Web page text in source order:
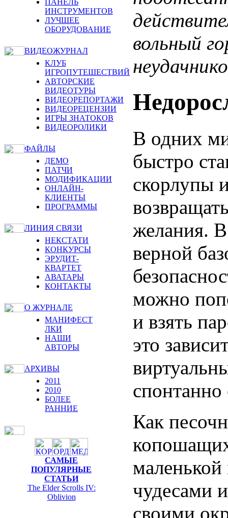
ПАНЕЛЬ
ИНСТРУМЕНТОВ
ЛУЧШЕЕ
ОБОРУДОВАНИЕ
ВИДЕОЖУРНАЛ
КЛУБ
ИГРОПУТЕШЕСТВИЙ
АВТОРСКИЕ
ВИДЕОТУРЫ
ВИДЕОРЕПОРТАЖИ
ВИДЕОРЕЦЕНЗИИ
ИГРЫ ЗНАТОКОВ
ВИДЕОРОЛИКИ
ФАЙЛЫ
ДЕМО
ПАТЧИ
МОДИФИКАЦИИ
ОНЛАЙН-
КЛИЕНТЫ
ПРОГРАММЫ
ЛИНИЯ СВЯЗИ
НЕКСТАТИ
КОНКУРСЫ
ЭРУДИТ-
КВАРТЕТ
АВАТАРЫ
КОНТАКТЫ
О ЖУРНАЛЕ
МАНИФЕСТ
ЛКИ
НАШИ
АВТОРЫ
АРХИВЫ
2011
2010
БОЛЕЕ
РАННИЕ
САМЫЕ
ПОПУЛЯРНЫЕ
СТАТЬИ
The Elder Scrolls IV:
Oblivion
вольный
В одних
быстро
скорлупы
желания.
верной
можно
и взять
это
Как
чудесами
своими